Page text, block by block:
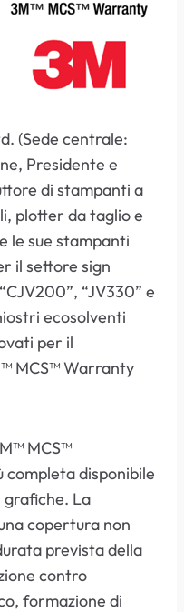
(Sede centrale:
Presidente e
di stampanti a
plotter da taglio e
le sue stampanti
il settore sign
“JV330” e
ecosolventi
per il
MCS™ Warranty
MCS™
completa disponibile
grafiche. La
copertura non
prevista della
contro
formazione di